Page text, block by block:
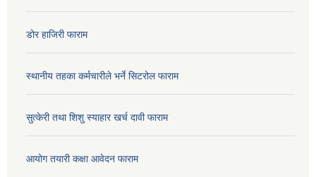
डोर हाजिरी फाराम
स्थानीय तहका कर्मचारीले भर्ने सिटरोल फाराम
सुत्केरी तथा शिशु स्याहार खर्च दावी फाराम
आयोग तयारी कक्षा आवेदन फाराम